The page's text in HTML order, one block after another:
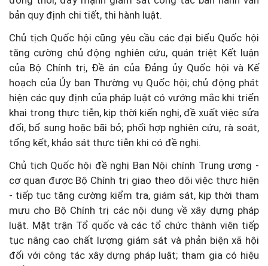
bản quy định chi tiết, thi hành luật.
Chủ tịch Quốc hội cũng yêu cầu các đại biểu Quốc hội
tăng cường chủ động nghiên cứu, quán triệt Kết luận
của Bộ Chính trị, Đề án của Đảng ủy Quốc hội và Kế
hoạch của Ủy ban Thường vụ Quốc hội; chủ động phát
hiện các quy định của pháp luật có vướng mắc khi triển
khai trong thực tiễn, kịp thời kiến nghị, đề xuất việc sửa
đổi, bổ sung hoặc bãi bỏ; phối hợp nghiên cứu, rà soát,
tổng kết, khảo sát thực tiễn khi có đề nghị.
Chủ tịch Quốc hội đề nghị Ban Nội chính Trung ương -
cơ quan được Bộ Chính trị giao theo dõi việc thực hiện
- tiếp tục tăng cường kiểm tra, giám sát, kịp thời tham
mưu cho Bộ Chính trị các nội dung về xây dựng pháp
luật. Mặt trận Tổ quốc và các tổ chức thành viên tiếp
tục nâng cao chất lượng giám sát và phản biện xã hội
đối với công tác xây dựng pháp luật; tham gia có hiệu